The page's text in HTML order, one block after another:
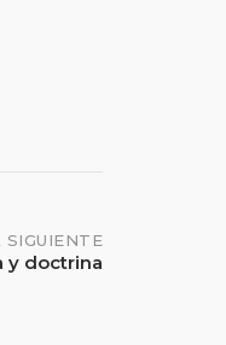
SIGUIENTE
y doctrina